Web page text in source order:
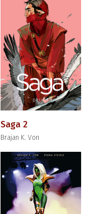
Saga 2
Brajan K. Von